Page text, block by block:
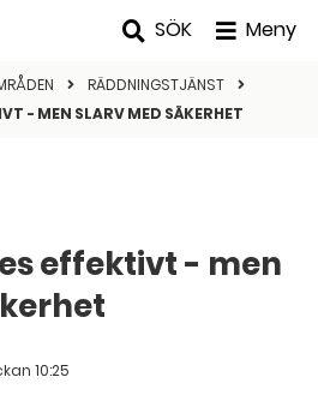
SÖK Meny
RÄDDNINGSTJÄNST
- MEN SLARV MED SÄKERHET
effektivt - men
10:25